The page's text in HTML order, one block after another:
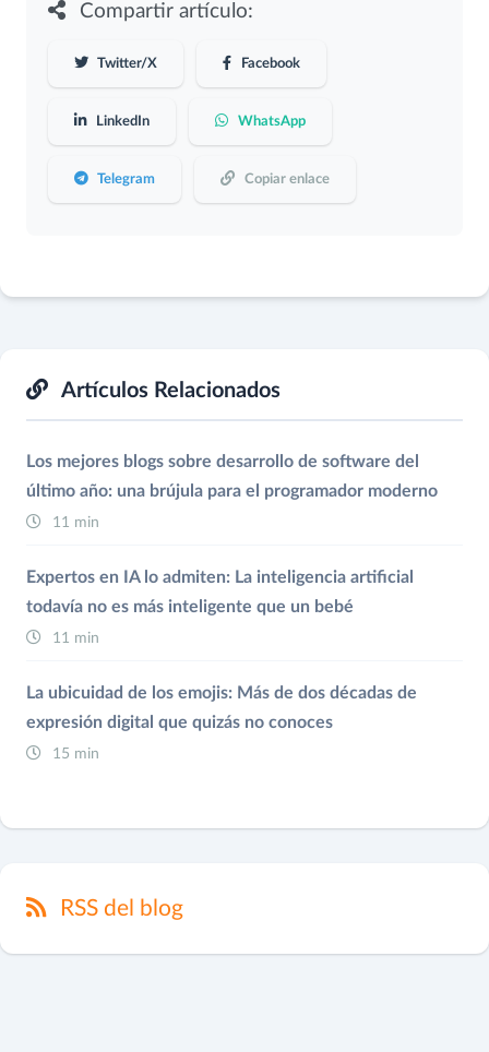
Compartir artículo:
Twitter/X Facebook
LinkedIn WhatsApp
Telegram Copiar enlace
Artículos Relacionados
Los mejores blogs sobre desarrollo de software del
último año: una brújula para el programador moderno
11 min
Expertos en IA lo admiten: La inteligencia artificial
todavía no es más inteligente que un bebé
11 min
La ubicuidad de los emojis: Más de dos décadas de
expresión digital que quizás no conoces
15 min
RSS del blog